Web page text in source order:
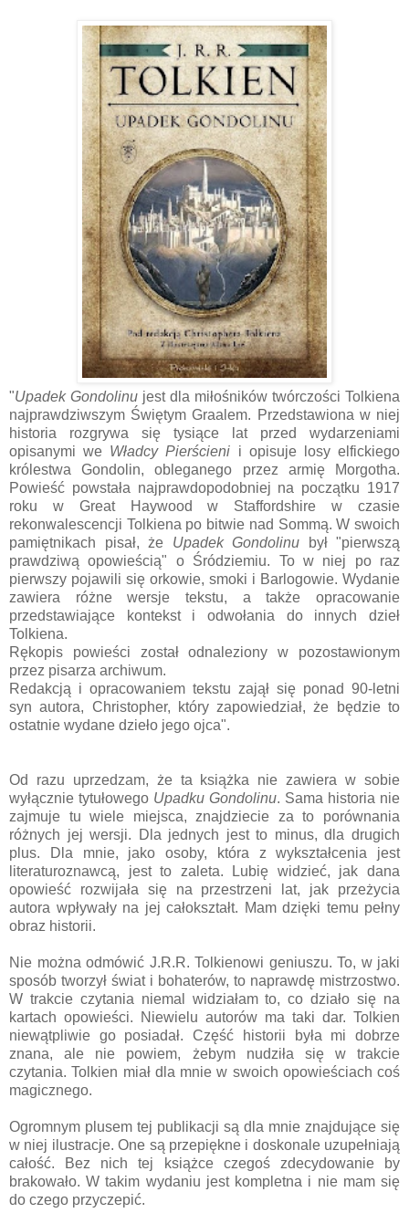
"Upadek Gondolinu jest dla miłośników twórczości Tolkiena
najprawdziwszym Świętym Graalem. Przedstawiona w niej
historia rozgrywa się tysiące lat przed wydarzeniami
opisanymi we Władcy Pierścieni i opisuje losy elfickiego
królestwa Gondolin, obleganego przez armię Morgotha.
Powieść powstała najprawdopodobniej na początku 1917
roku w Great Haywood w Staffordshire w czasie
rekonwalescencji Tolkiena po bitwie nad Sommą. W swoich
pamiętnikach pisał, że Upadek Gondolinu był "pierwszą
prawdziwą opowieścią" o Śródziemiu. To w niej po raz
pierwszy pojawili się orkowie, smoki i Barlogowie. Wydanie
zawiera różne wersje tekstu, a także opracowanie
przedstawiające kontekst i odwołania do innych dzieł
Tolkiena.
Rękopis powieści został odnaleziony w pozostawionym
przez pisarza archiwum.
Redakcją i opracowaniem tekstu zajął się ponad 90-letni
syn autora, Christopher, który zapowiedział, że będzie to
ostatnie wydane dzieło jego ojca".
Od razu uprzedzam, że ta książka nie zawiera w sobie
wyłącznie tytułowego Upadku Gondolinu. Sama historia nie
zajmuje tu wiele miejsca, znajdziecie za to porównania
różnych jej wersji. Dla jednych jest to minus, dla drugich
plus. Dla mnie, jako osoby, która z wykształcenia jest
literaturoznawcą, jest to zaleta. Lubię widzieć, jak dana
opowieść rozwijała się na przestrzeni lat, jak przeżycia
autora wpływały na jej całokształt. Mam dzięki temu pełny
obraz historii.
Nie można odmówić J.R.R. Tolkienowi geniuszu. To, w jaki
sposób tworzył świat i bohaterów, to naprawdę mistrzostwo.
W trakcie czytania niemal widziałam to, co działo się na
kartach opowieści. Niewielu autorów ma taki dar. Tolkien
niewątpliwie go posiadał. Część historii była mi dobrze
znana, ale nie powiem, żebym nudziła się w trakcie
czytania. Tolkien miał dla mnie w swoich opowieściach coś
magicznego.
Ogromnym plusem tej publikacji są dla mnie znajdujące się
w niej ilustracje. One są przepiękne i doskonale uzupełniają
całość. Bez nich tej książce czegoś zdecydowanie by
brakowało. W takim wydaniu jest kompletna i nie mam się
do czego przyczepić.